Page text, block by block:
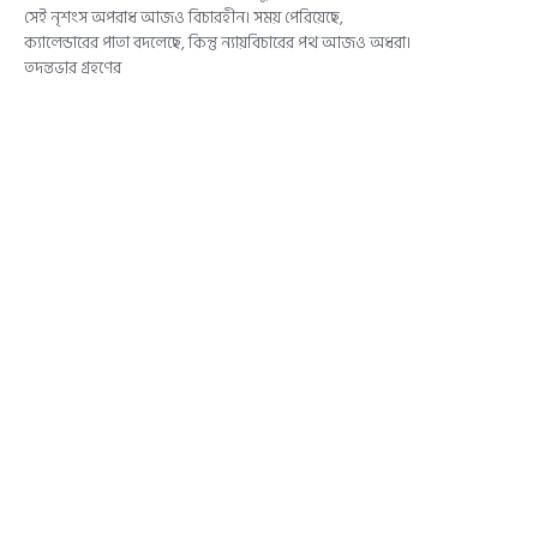
সেই নৃশংস অপরাধ আজও বিচারহীন। সময় পেরিয়েছে,
ক্যালেন্ডারের পাতা বদলেছে, কিন্তু ন্যায়বিচারের পথ আজও অধরা।
তদন্তভার গ্রহণের